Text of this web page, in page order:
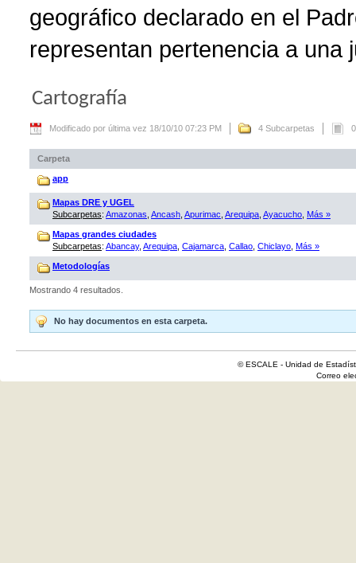
geográfico declarado en el
representan pertenencia a una
Cartografía
Modificado por última vez 18/10/10 07:23 PM 4 Subcarpetas
Carpeta
app
Mapas DRE y UGEL
Subcarpetas: Amazonas Ancash Apurimac Arequipa Ayacucho Más »
Mapas grandes ciudades
Subcarpetas: Abancay, Arequipa Cajamarca Callao Chiclayo Más »
Metodologías
Mostrando 4 resultados.
No hay documentos en esta carpeta.
© ESCALE - Unidad de
Correo